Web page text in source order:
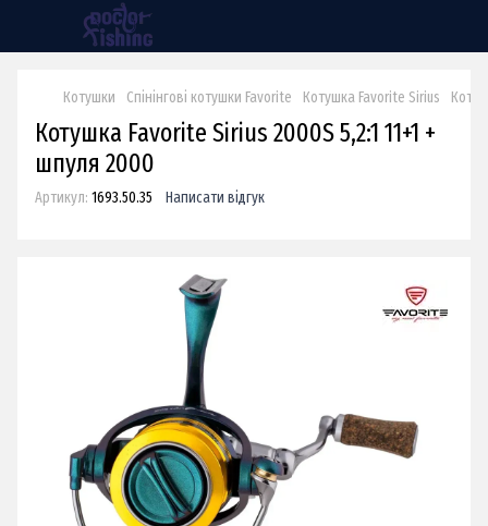
Котушки Спінінгові котушки Favorite Котушка Favorite Sirius
Котушка Favorite Sirius 2000S 5,2:1 11+1 +
шпуля 2000
Артикул: 1693.50.35 Написати відгук